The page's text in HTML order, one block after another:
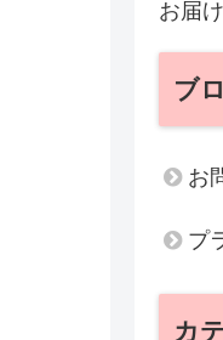
お届
ブ
お
プ
カ